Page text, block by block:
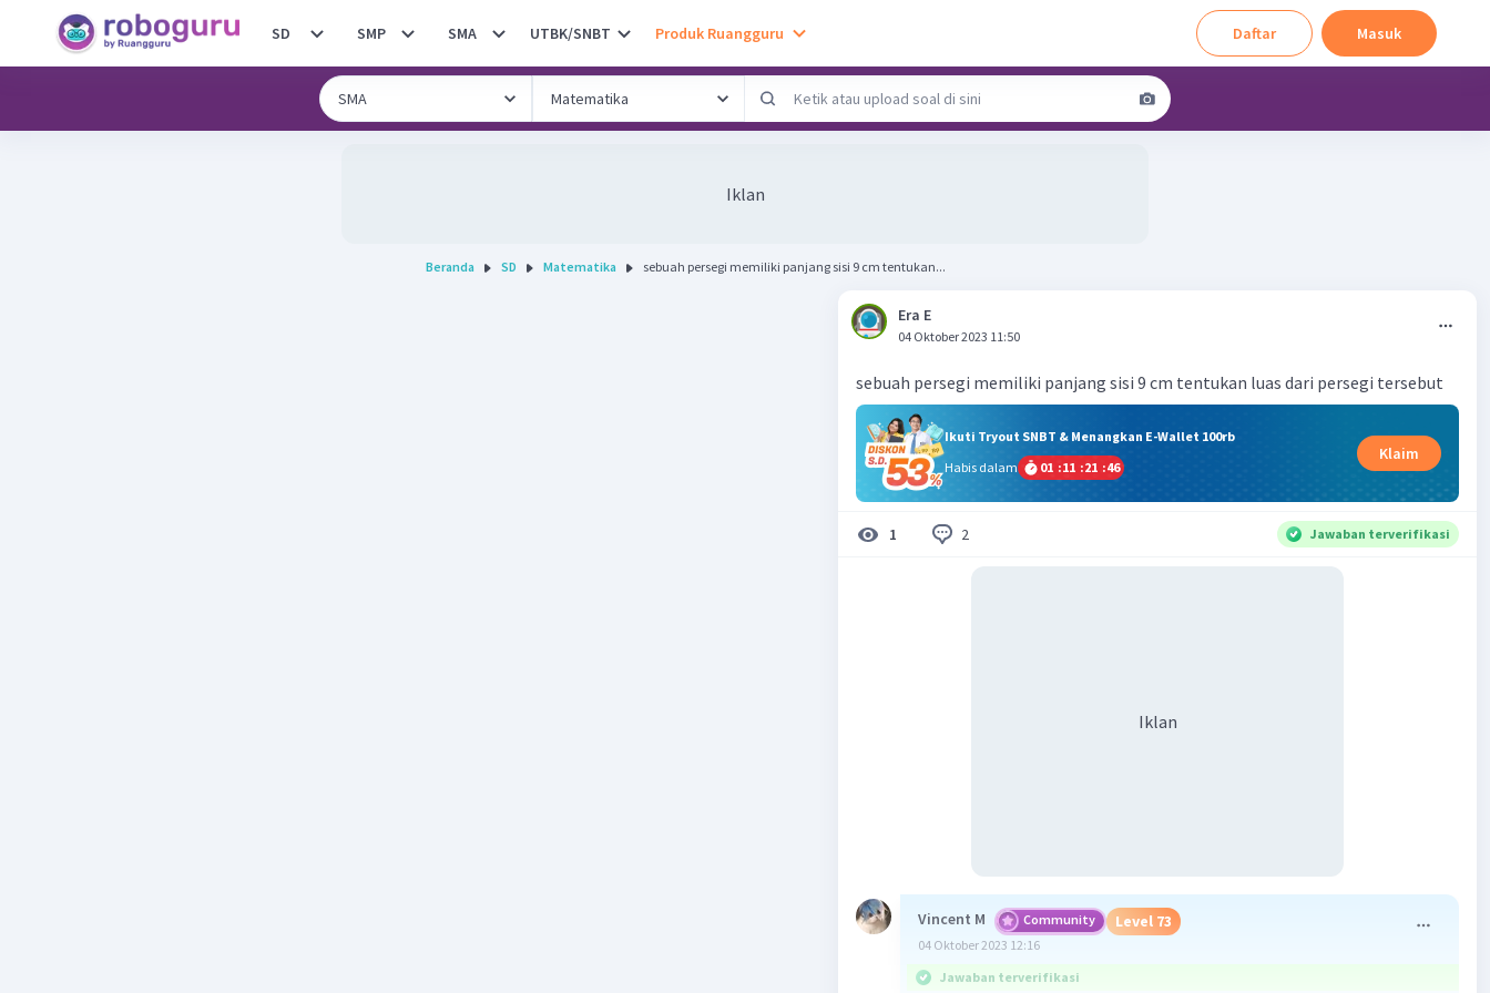
SD SMP SMA UTBK/SNBT Produk Ruangguru Daftar Masuk
Iklan
Beranda SD Matematika sebuah persegi memiliki panjang sisi 9 cm tentukan...
Era E
04 Oktober 2023 11:50
sebuah persegi memiliki panjang sisi 9 cm tentukan luas dari persegi tersebut
Ikuti Tryout SNBT & Menangkan E-Wallet 100rb
Habis dalam
01 :11 :21 :45
Klaim
1 2 Jawaban terverifikasi
Iklan
Vincent M Community Level 73
04 Oktober 2023 12:16
Jawaban terverifikasi